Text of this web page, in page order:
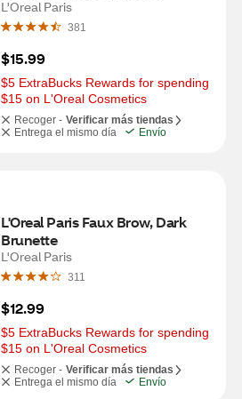
L'Oreal Paris
381
$15.99
$5 ExtraBucks Rewards for spending
$15 on L'Oreal Cosmetics
Recoger - Verificar más tiendas
Entrega el mismo día
Envío
L'Oreal Paris Faux Brow, Dark
Brunette
L'Oreal Paris
311
$12.99
$5 ExtraBucks Rewards for spending
$15 on L'Oreal Cosmetics
Recoger - Verificar más tiendas
Entrega el mismo día
Envío